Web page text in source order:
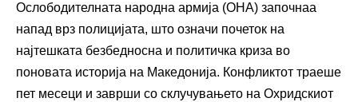
Ослободителната народна армија (ОНА) започнаа
напад врз полицијата, што означи почеток на
најтешката безбедносна и политичка криза во
поновата историја на Македонија. Конфликтот траеше
пет месеци и заврши со склучувањето на Охридскиот